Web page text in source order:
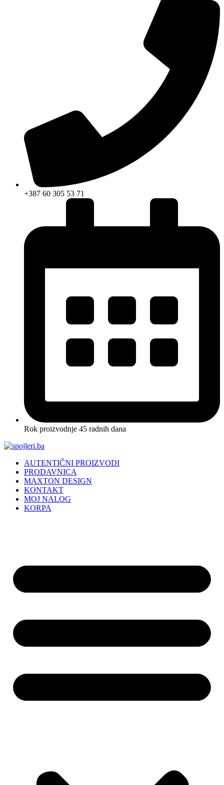
+387 60 305 53 71
Rok proizvodnje 45 radnih dana
AUTENTIČNI PROIZVODI
PRODAVNICA
MAXTON DESIGN
KONTAKT
MOJ NALOG
KORPA